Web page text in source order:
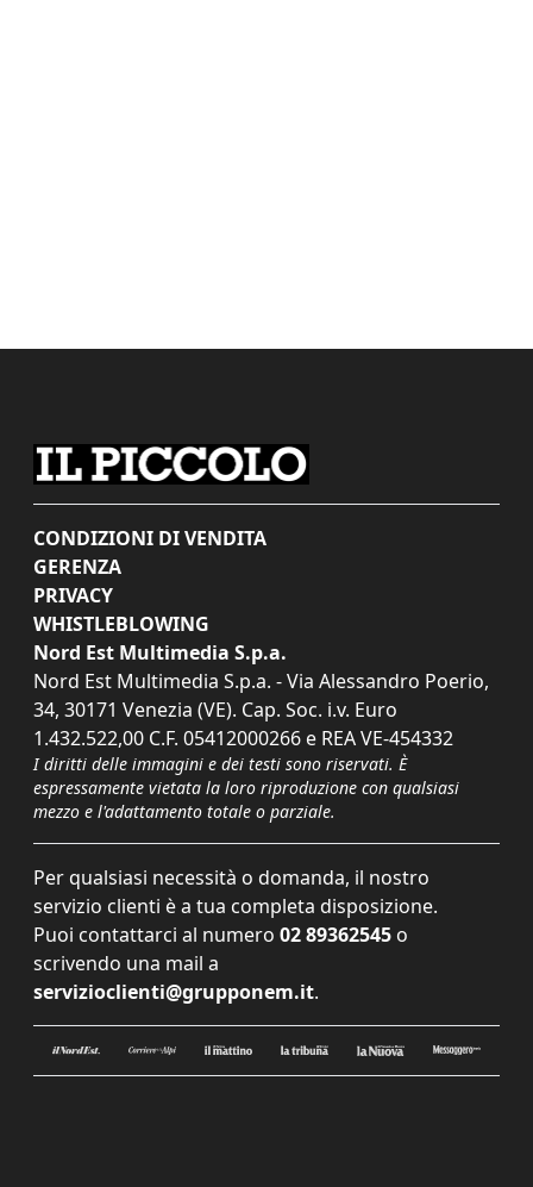
CONDIZIONI DI VENDITA
GERENZA
PRIVACY
WHISTLEBLOWING
Nord Est Multimedia S.p.a.
Nord Est Multimedia S.p.a. - Via Alessandro Poerio,
34, 30171 Venezia (VE). Cap. Soc. i.v. Euro
1.432.522,00 C.F. 05412000266 e REA VE-454332
I diritti delle immagini e dei testi sono riservati. È
espressamente vietata la loro riproduzione con qualsiasi
mezzo e l'adattamento totale o parziale.
Per qualsiasi necessità o domanda, il nostro
servizio clienti è a tua completa disposizione.
Puoi contattarci al numero 02 89362545 o
scrivendo una mail a
servizioclienti@grupponem.it.